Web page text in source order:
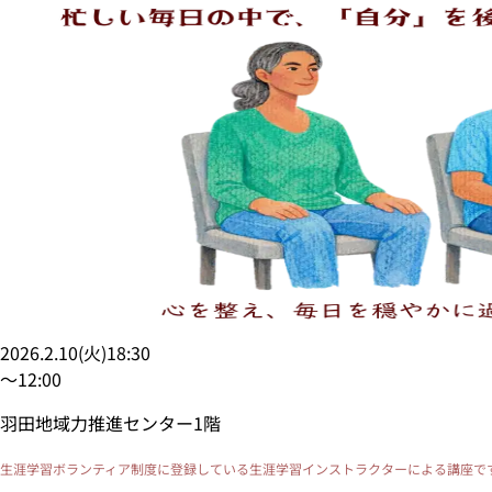
2026.2.10(火)18:30
〜12:00
羽田地域力推進センター1階
生涯学習ボランティア制度に登録している生涯学習インストラクターによる講座で